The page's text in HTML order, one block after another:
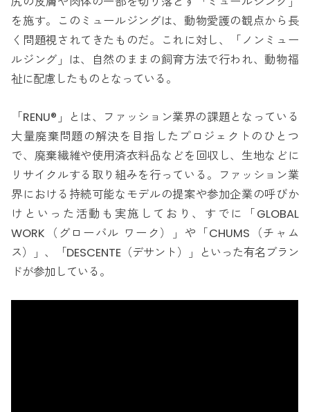
を施す。このミュールジングは、動物愛護の観点から長
く問題視されてきたものだ。これに対し、「ノンミュー
ルジング」は、自然のままの飼育方法で行われ、動物福
祉に配慮したものとなっている。
「RENU®」とは、ファッション業界の課題となっている
大量廃棄問題の解決を目指したプロジェクトのひとつ
で、廃棄繊維や使用済衣料品などを回収し、生地などに
リサイクルする取り組みを行っている。ファッション業
界における持続可能なモデルの提案や参加企業の呼びか
けといった活動も実施しており、すでに「GLOBAL
WORK（グローバル ワーク）」や「CHUMS（チャム
ス）」、「DESCENTE（デサント）」といった有名ブラン
ドが参加している。